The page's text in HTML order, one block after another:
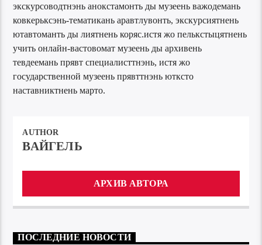
экскурсоводтнэнь анокстамонть ды музеень важодемань
ковкерьксэнь-тематикань аравтлувонть, экскурсиятнень
ютавтоманть ды лиятнень коряс.истя жо пелькстыцятнень
учить онлайн-вастовомат музеень ды архивень
тевдеемань прявт специалисттнэнь, истя жо
государственной музеень прявттнэнь ютксто
наставниктнень марто.
AUTHOR
ВАЙГЕЛЬ
АРХИВ АВТОРА
ПОСЛЕДНИЕ НОВОСТИ